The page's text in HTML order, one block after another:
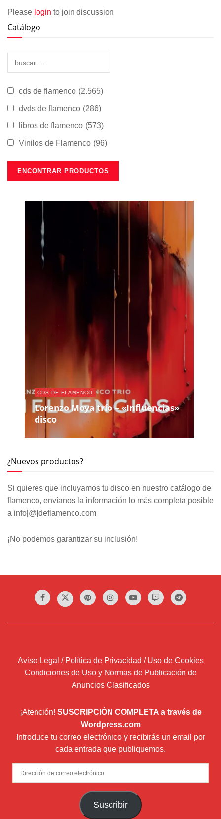
Please login to join discussion
Catálogo
cds de flamenco (2.565)
dvds de flamenco (286)
libros de flamenco (573)
Vinilos de Flamenco (96)
CDS DE FLAMENCO
Lorenzo Moya trío – «Influencias»
disco
¿Nuevos productos?
Si quieres que incluyamos tu disco en nuestro catálogo de
flamenco, envíanos la información lo más completa posible
a info[@]deflamenco.com
¡No podemos garantizar su inclusión!
Aviso Legal / Política de Privacidad / Uso de Cookies
Condiciones de Uso y Normas de Publicación de
Anuncios Clasificados
¡Atención! SUSCRIPCIÓN COMPLETA a través de
Wordpress.com
Introduce tu correo electrónico y recibirás un email por
cada entrada que publiquemos.
Dirección
de
Suscribir